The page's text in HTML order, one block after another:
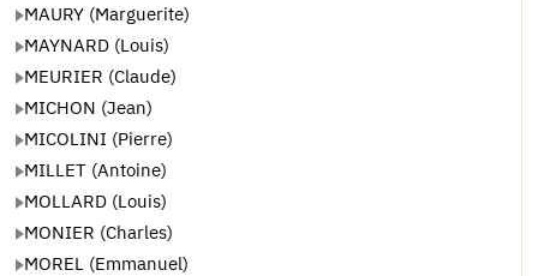
MAURY (Marguerite)
MAYNARD (Louis)
MEURIER (Claude)
MICHON (Jean)
MICOLINI (Pierre)
MILLET (Antoine)
MOLLARD (Louis)
MONIER (Charles)
MOREL (Emmanuel)